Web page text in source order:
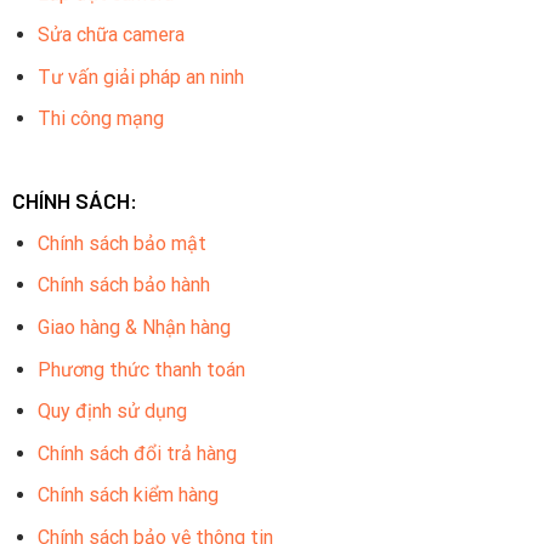
Ghi hình và ghi âm. Gởi tin nhắn cảnh báo đến điện thoại khi
phát hiện có Người:
Không chỉ ghi lại hình ảnh mà còn có khả năng ghi âm, đồng
thời gửi tin nhắn cảnh báo đến điện thoại khi phát hiện có
người xuất hiện trong phạm vi giám sát. Điều này giúp
xảy ra trong khu vực được giám sát.
Sửa chữa camera
Tư vấn giải pháp an ninh
Thi công mạng
CHÍNH SÁCH:
Chính sách bảo mật
Chính sách bảo hành
Giao hàng & Nhận hàng
Phương thức thanh toán
Quy định sử dụng
Chính sách đổi trả hàng
Chính sách kiểm hàng
Chính sách bảo vệ thông tin